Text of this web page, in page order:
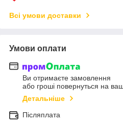
Всі умови доставки
Умови оплати
Ви отримаєте замовлення
або гроші повернуться на
Детальніше
Післяплата